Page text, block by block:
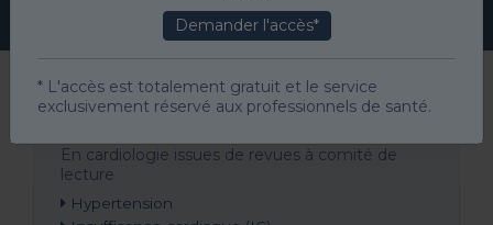
En cardiologie issues de revues à comité de
lecture
Hypertension
Demander l'accès*
* L'accès est totalement gratuit et le service
exclusivement réservé aux professionnels de santé.